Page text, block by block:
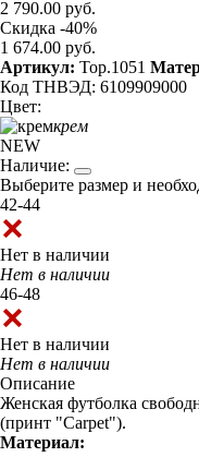
2 790.00 руб.
Скидка -40%
1 674.00 руб.
Артикул: Top.1051
Код ТНВЭД: 6109909000
Цвет:
крем
NEW
Наличие:
Выберите размер и
42-44
Нет в наличии
Нет в наличии
46-48
Нет в наличии
Нет в наличии
Описание
Женская футболка
(принт "Carpet").
Материал: